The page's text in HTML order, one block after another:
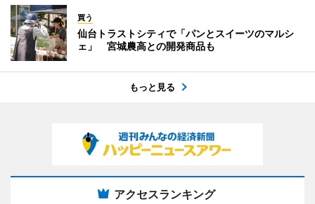
買う
仙台トラストシティで「パンとスイーツのマルシ
ェ」 宮城農高との開発商品も
もっと見る
アクセスランキング